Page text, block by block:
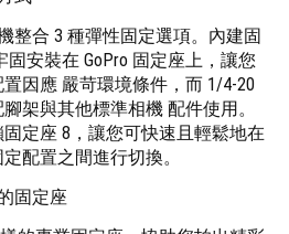
機整合 3 種彈性固定選項。內建固
安裝在 GoPro 固定座上，讓您
因應 嚴苛環境條件，而 1/4-20
架與其他標準相機 配件使用。
定座 8，讓您可快速且輕鬆地在
配置之間進行切換。
固定座